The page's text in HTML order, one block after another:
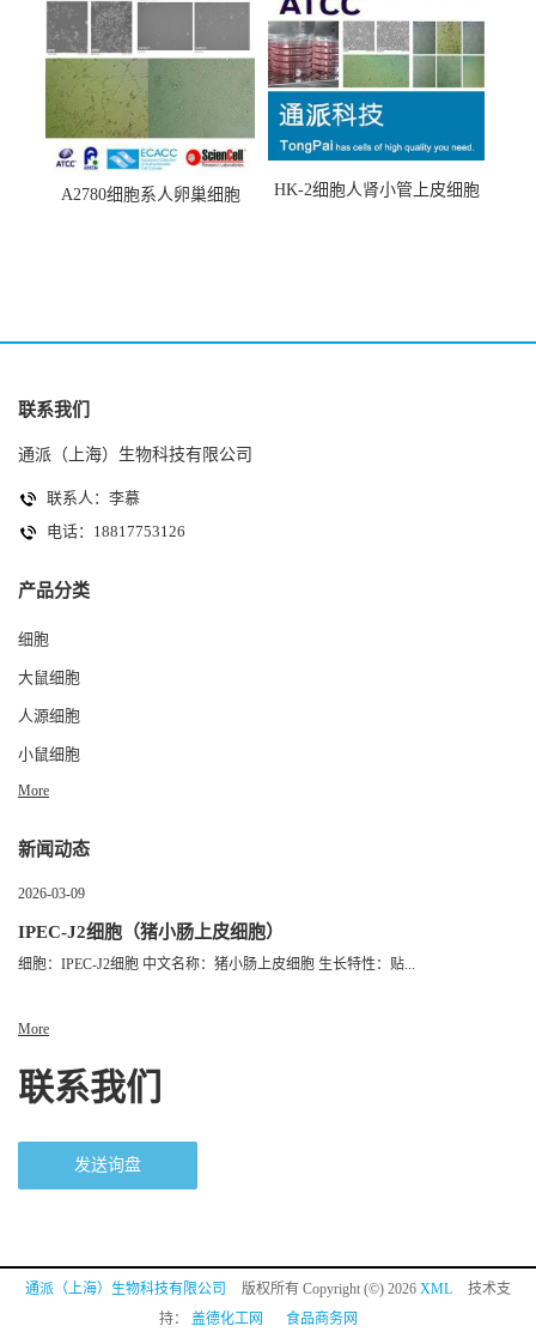
A2780细胞系人卵巢细胞
HK-2细胞人肾小管上皮细胞
联系我们
通派（上海）生物科技有限公司
联系人：李慕
电话：18817753126
产品分类
细胞
大鼠细胞
人源细胞
小鼠细胞
More
新闻动态
2026-03-09
IPEC-J2细胞（猪小肠上皮细胞）
细胞：IPEC-J2细胞 中文名称：猪小肠上皮细胞 生长特性：贴...
More
联系我们
发送询盘
通派（上海）生物科技有限公司 版权所有 Copyright (©) 2026 XML
技术支
持： 盖德化工网 食品商务网